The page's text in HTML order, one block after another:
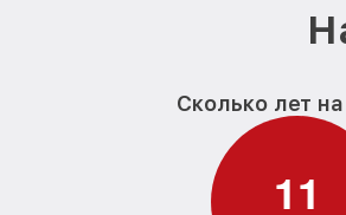
Сколько лет
11